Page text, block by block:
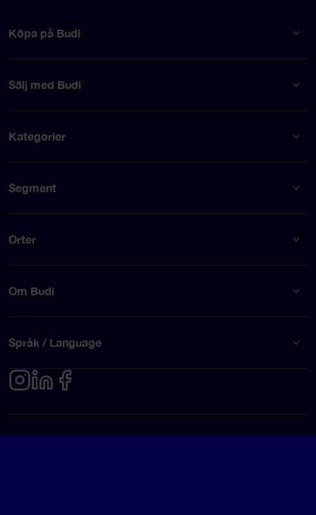
Köpa på Budi
Sälj med Budi
Kategorier
Segment
Orter
Om Budi
Språk / Language